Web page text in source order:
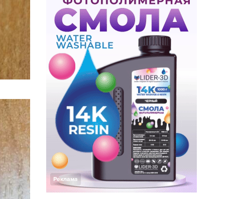
Реклама